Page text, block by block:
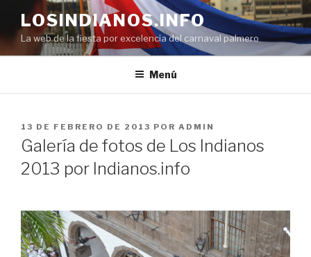
contenido
LOSINDIANOS.INFO
La web de la fiesta por excelencia del carnaval palmero
Menú
PUBLICADO
EL
13 DE FEBRERO DE 2013 POR ADMIN
Galería de fotos de Los Indianos
2013 por Indianos.info